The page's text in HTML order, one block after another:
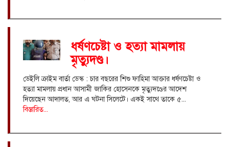
ধর্ষণচেষ্টা ও হত্যা মামলায়
মৃত্যুদণ্ড।
ডেইলি ক্রাইম বার্তা ডেস্ক : চার বছরের শিশু ফাহিমা আক্তার ধর্ষণচেষ্টা ও
হত্যা মামলায় প্রধান আসামী জাকির হোসেনকে মৃত্যুদণ্ডের আদেশ
দিয়েছেন আদালত, আর এ ঘটনা সিলেটে। একই সাথে তাকে ৫...
বিস্তারিত...